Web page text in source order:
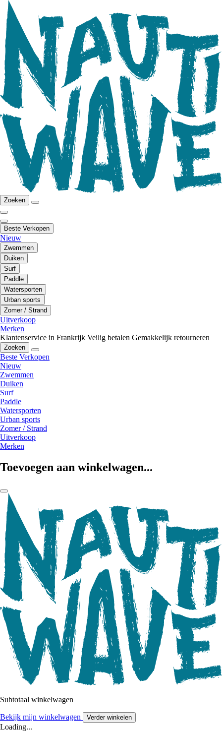
Zoeken
Beste Verkopen
Nieuw
Zwemmen
Duiken
Surf
Paddle
Watersporten
Urban sports
Zomer / Strand
Uitverkoop
Merken
Klantenservice in Frankrijk Veilig betalen Gemakkelijk retourneren
Zoeken
Beste Verkopen
Nieuw
Zwemmen
Duiken
Surf
Paddle
Watersporten
Urban sports
Zomer / Strand
Uitverkoop
Merken
Toevoegen aan winkelwagen...
Subtotaal winkelwagen
Bekijk mijn winkelwagen Verder winkelen
Loading...